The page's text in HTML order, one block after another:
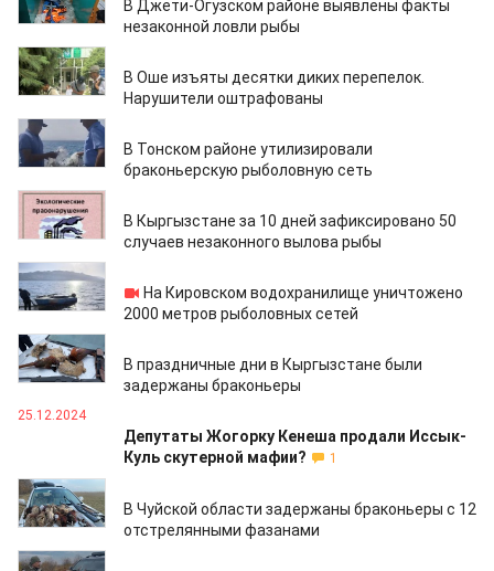
В Джети-Огузском районе выявлены факты
незаконной ловли рыбы
19.05.2025
В Оше изъяты десятки диких перепелок.
Нарушители оштрафованы
19.05.2025
В Тонском районе утилизировали
браконьерскую рыболовную сеть
13.05.2025
В Кыргызстане за 10 дней зафиксировано 50
случаев незаконного вылова рыбы
07.05.2025
На Кировском водохранилище уничтожено
2000 метров рыболовных сетей
09.01.2025
В праздничные дни в Кыргызстане были
задержаны браконьеры
25.12.2024
Депутаты Жогорку Кенеша продали Иссык-
Куль скутерной мафии?
1
07.12.2024
В Чуйской области задержаны браконьеры с 12
отстрелянными фазанами
08.11.2024